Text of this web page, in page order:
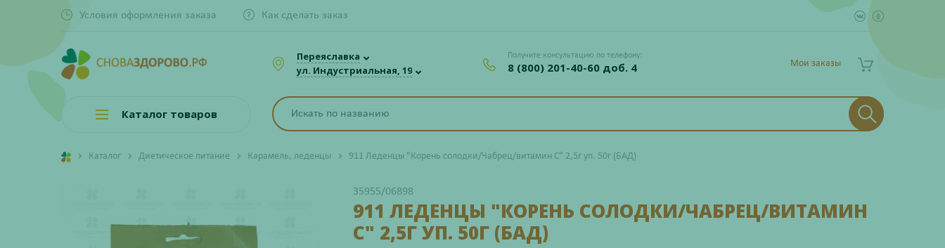
Условия оформления заказа Как сделать заказ
Переяславка
ул. Индустриальная, 19
Получите консультацию по телефону:
8 (800) 201-40-60 доб. 4 Мои заказы
Каталог товаров
Каталог Диетическое питание Карамель, леденцы 911 Леденцы "Корень солодки/Чабрец/витамин С" 2,5г уп. 50г (БАД)
35955/06898
911 ЛЕДЕНЦЫ "КОРЕНЬ СОЛОДКИ/ЧАБРЕЦ/ВИТАМИН
С" 2,5Г УП. 50Г (БАД)